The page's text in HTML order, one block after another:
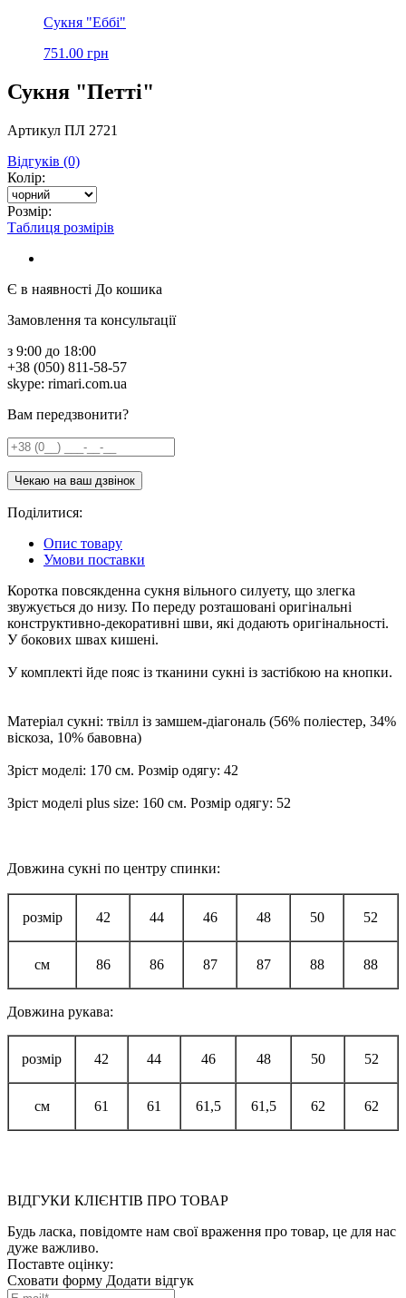
Сукня "Еббі"
751.00 грн
Сукня "Петті"
Артикул ПЛ 2721
Відгуків (0)
Колір:
Розмір:
Таблиця розмірів
Є в наявності До кошика
Замовлення та консультації
з 9:00 до 18:00
+38 (050) 811-58-57
skype: rimari.com.ua
Вам передзвонити?
Поділитися:
Опис товару
Умови поставки
Коротка повсякденна сукня вільного силуету, що злегка
звужується до низу. По переду розташовані оригінальні
конструктивно-декоративні шви, які додають оригінальності.
У бокових швах кишені.
У комплекті йде пояс із тканини сукні із застібкою на кнопки.
Матеріал сукні: твілл із замшем-діагональ (56% поліестер, 34%
віскоза, 10% бавовна)
Зріст моделі: 170 см. Розмір одягу: 42
Зріст моделі plus size: 160 см. Розмір одягу: 52
Довжина сукні по центру спинки:
розмір 42 44 46 48 50 52
см 86 86 87 87 88 88
Довжина рукава:
розмір 42 44 46 48 50 52
см 61 61 61,5 61,5 62 62
ВІДГУКИ КЛІЄНТІВ ПРО ТОВАР
Будь ласка, повідомте нам свої враження про товар, це для нас
дуже важливо.
Поставте оцінку:
Сховати форму Додати відгук